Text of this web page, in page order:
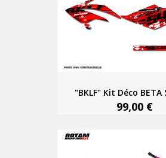
"BKLF" Kit Déco BETA
99,00 €